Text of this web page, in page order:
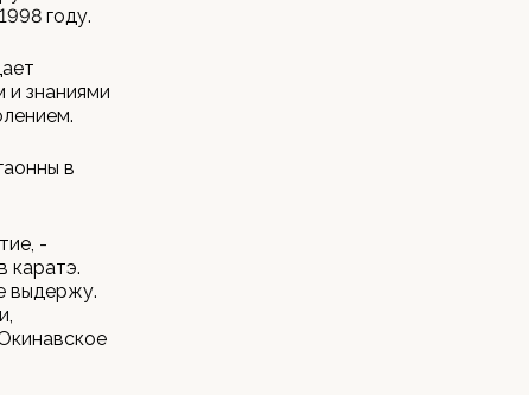
году.
знаниями
в
-
каратэ.
выдержу.